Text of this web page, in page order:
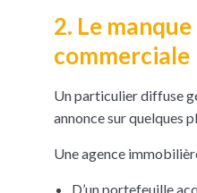
2. Le
commerciale
Un particulier diffuse
annonce sur quelques
Une agence
D’un portefeuille